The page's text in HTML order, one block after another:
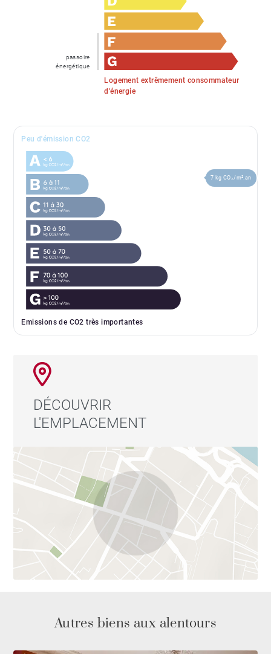
Logement extrêmement consommateur
d'énergie
passoire
énergétique
Peu d'émission CO2
Emissions de CO2 très importantes
7 kg CO₂/m².an
DÉCOUVRIR
L'EMPLACEMENT
Autres biens aux alentours